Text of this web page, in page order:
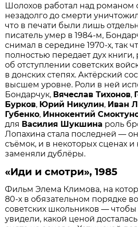
Шолохов работал над романом
незадолго до смерти
что в печати были лишь
писатель умер в 1984-м,
снимал в середине 1970-х, так
полностью передает дух
об отступлении советских
в донских степях. Актёрский
высшем уровне. Роли в ней
Бондарчук, Вячеслав Тихонов,
Бурков, Юрий Никулин, Иван
Губенко, Иннокентий
для Василия Шукшина роль
Лопахина стала последней —
съёмок, и в некоторых сценах и
заменяли дублёры.
«Иди и смотри», 1985
Фильм Элема Климова, на
80-х в обязательном порядке
советских школьников —
увидели, какой ценой